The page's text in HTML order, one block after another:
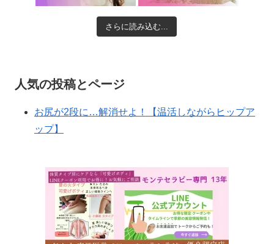
さらに読み込む...
人気の投稿とページ
お尻が2段に…解消せよ！【温活しながらヒップア
ップ】